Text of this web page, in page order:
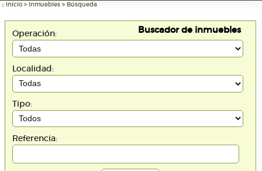
:: Inicio > Inmuebles > Búsqueda
Buscador de inmuebles
Operación:
Localidad:
Tipo:
Referencia: